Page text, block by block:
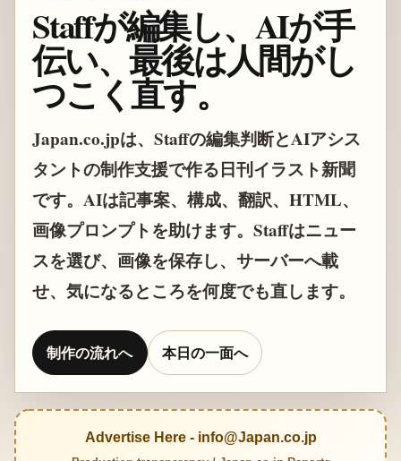
Staffが編集し、AIが手
伝い、最後は人間がし
つこく直す。
Japan.co.jpは、Staffの編集判断とAIアシス
タントの制作支援で作る日刊イラスト新聞
です。AIは記事案、構成、翻訳、HTML、
画像プロンプトを助けます。Staffはニュー
スを選び、画像を保存し、サーバーへ載
せ、気になるところを何度でも直します。
制作の流れへ 本日の一面へ
Advertise Here - info@Japan.co.jp